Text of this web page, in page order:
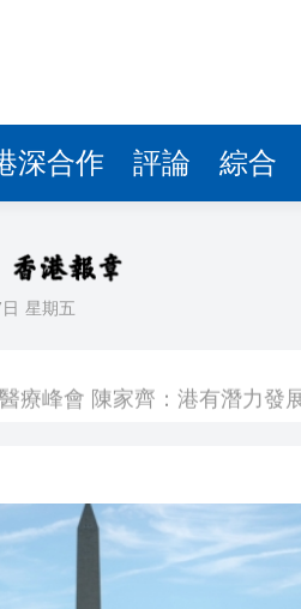
深合作 評論 綜合
星期五
療峰會 陳家齊：港有潛力發
最高浮盈超過5萬元
傳媒